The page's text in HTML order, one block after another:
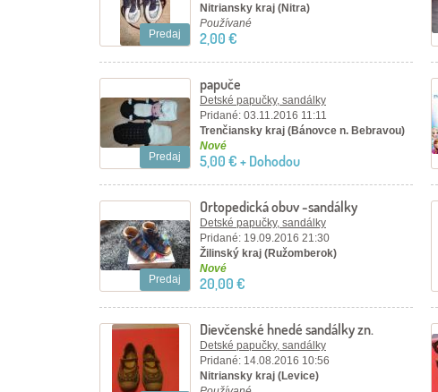
Predaj
Nitriansky kraj (Nitra)
Používané
2,00 €
Predaj
papuče
Detské papučky, sandálky
Pridané: 03.11.2016 11:11
Trenčiansky kraj (Bánovce n. Bebravou)
Nové
5,00 € + Dohodou
Predaj
Ortopedická obuv -sandálky
Detské papučky, sandálky
Pridané: 19.09.2016 21:30
Žilinský kraj (Ružomberok)
Nové
20,00 €
Dievčenské hnedé sandálky zn.
KORNECKI
Detské papučky, sandálky
Pridané: 14.08.2016 10:56
Nitriansky kraj (Levice)